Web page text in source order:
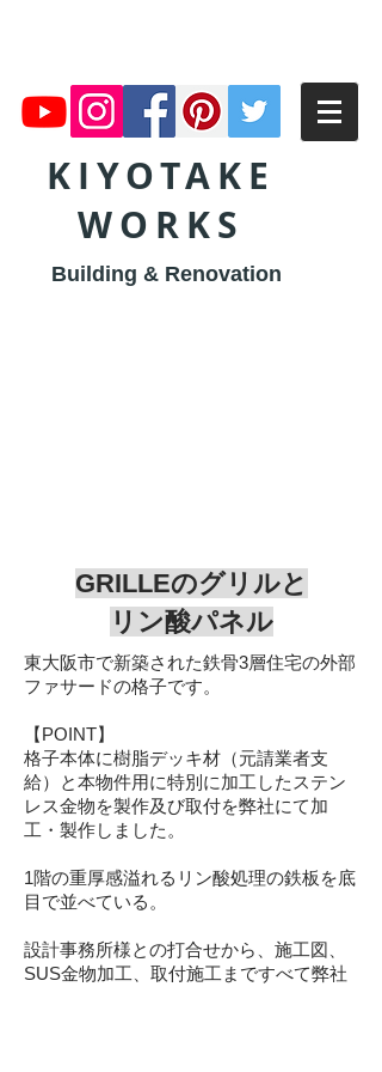
KIYOTAKE
WORKS
Building & Renovation
​GRILLEのグリルと
リン酸パネル
東大阪市で新築された鉄骨3層住宅の外部
ファサードの格子です。
【POINT】
格子本体に樹脂デッキ材（元請業者支
給）と本物件用に特別に加工したステン
レス金物を製作及び取付を弊社にて加
工・製作しました。
1階の重厚感溢れるリン酸処理の鉄板を底
目で並べて​いる。
設計事務所様との打合せから、施工図
SUS金物加工、取付施工まですべて弊社